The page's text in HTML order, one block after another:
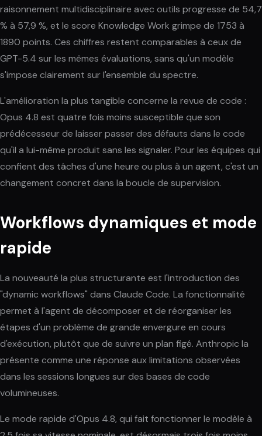
raisonnement multidisciplinaire avec outils progresse de 54,7
% à 57,9 %, et le score Knowledge Work grimpe de 1753 à
1890 points. Ces chiffres restent comparables à ceux de
GPT-5.4 sur les mêmes évaluations, sans qu'un modèle
s'impose clairement sur l'ensemble du spectre.
L'amélioration la plus tangible concerne la revue de code :
Opus 4.8 est quatre fois moins susceptible que son
prédécesseur de laisser passer des défauts dans le code
qu'il a lui-même produit sans les signaler. Pour les équipes qui
confient des tâches d'une heure ou plus à un agent, c'est un
changement concret dans la boucle de supervision.
Workflows dynamiques et mode
rapide
La nouveauté la plus structurante est l'introduction des
"dynamic workflows" dans Claude Code. La fonctionnalité
permet à l'agent de décomposer et de réorganiser les
étapes d'un problème de grande envergure en cours
d'exécution, plutôt que de suivre un plan figé. Anthropic la
présente comme une réponse aux limitations observées
dans les sessions longues sur des bases de code
volumineuses.
Le mode rapide d'Opus 4.8, qui fait fonctionner le modèle à